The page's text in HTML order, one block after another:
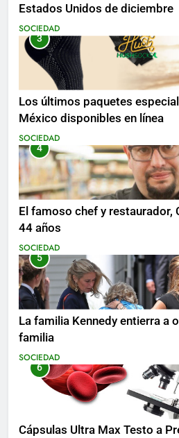
Estados Unidos de diciembre
SOCIEDAD
3
Los últimos paquetes
México disponibles en línea
SOCIEDAD
4
El famoso chef y restaurador,
44 años
SOCIEDAD
5
La familia Kennedy entierra a
familia
SOCIEDAD
6
Cápsulas Ultra Max Testo a